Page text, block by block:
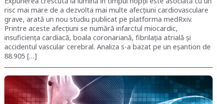
risc mai mare de a dezvolta mai multe afecțiuni cardiovasculare
grave, arată un nou studiu publicat pe platforma medRxiv.
Printre aceste afecțiuni se numără infarctul miocardic,
insuficiența cardiacă, boala coronariană, fibrilația atrială și
accidentul vascular cerebral. Analiza s-a bazat pe un eșantion de
88.905 […]